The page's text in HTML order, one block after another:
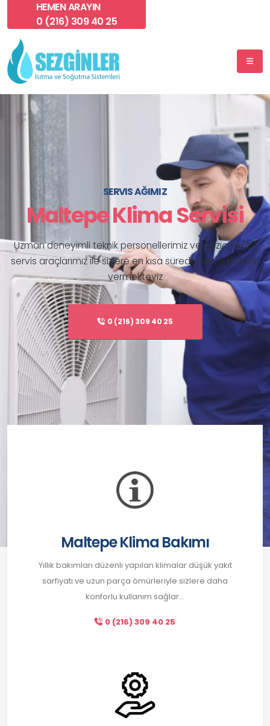
HEMEN ARAYIN
0 (216) 309 40 25
7 / 24 SERVIS HIZMETI
Maltepe Klima Servisi
Marka gözetmeksizin günün her saati klima servis
hizmetimiz bulunmaktadır.
HIZMET VERDIĞIMIZ TÜM MARKALAR.
SERVIS AĞIMIZ
Maltepe Klima Servisi
Uzman deneyimli teknik personellerimiz ve gezici mobil
servis araçlarımız ile sizlere en kısa sürede servis hizmeti
vermekteyiz
0 (216) 309 40 25
Maltepe Klima Bakımı
Yıllık bakımları düzenli yapılan klimalar düşük yakıt
sarfiyatı ve uzun parça ömürleriyle sizlere daha
konforlu kullanım sağlar...
0 (216) 309 40 25